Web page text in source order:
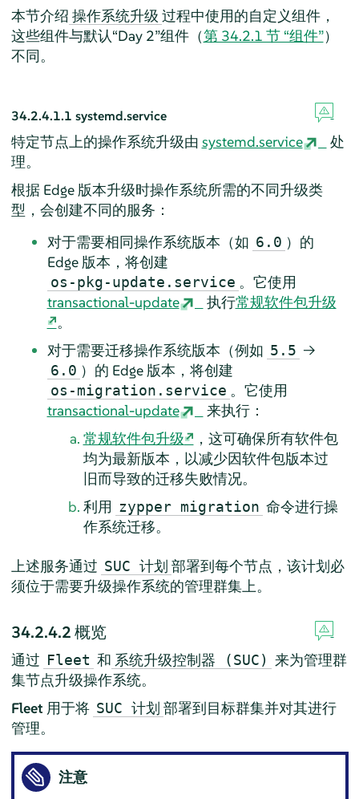
本节介绍 操作系统升级 过程中使用的自定义组件，
这些组件与默认“Day 2”组件（第 34.2.1 节 “组件”）
不同。
34.2.4.1.1 systemd.service
特定节点上的操作系统升级由 systemd.service
处
理。
根据 Edge 版本升级时操作系统所需的不同升级类
型，会创建不同的服务：
对于需要相同操作系统版本（如 6.0 ）的
Edge 版本，将创建
os-pkg-update.service 。它使用
transactional-update
执行常规软件包升级
。
对于需要迁移操作系统版本（例如 5.5 →
6.0 ）的 Edge 版本，将创建
os-migration.service 。它使用
transactional-update
来执行：
常规软件包升级
，这可确保所有软件包
均为最新版本，以减少因软件包版本过
旧而导致的迁移失败情况。
利用 zypper migration 命令进行操
作系统迁移。
上述服务通过 SUC 计划 部署到每个节点，该计划必
须位于需要升级操作系统的管理群集上。
34.2.4.2概览
通过 Fleet 和 系统升级控制器 (SUC) 来为管理群
集节点升级操作系统。
Fleet 用于将 SUC 计划 部署到目标群集并对其进行
管理。
注意